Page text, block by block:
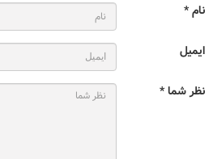
نام *
ایمیل
نظر شما *